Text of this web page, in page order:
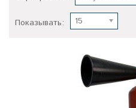
Показывать: 15